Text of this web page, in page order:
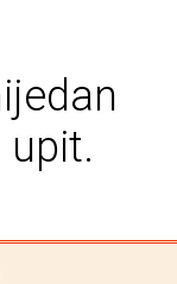
upit.